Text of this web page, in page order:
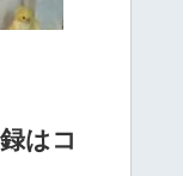
はコ